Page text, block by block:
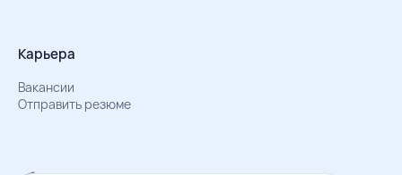
Карьера
Вакансии
Отправить резюме